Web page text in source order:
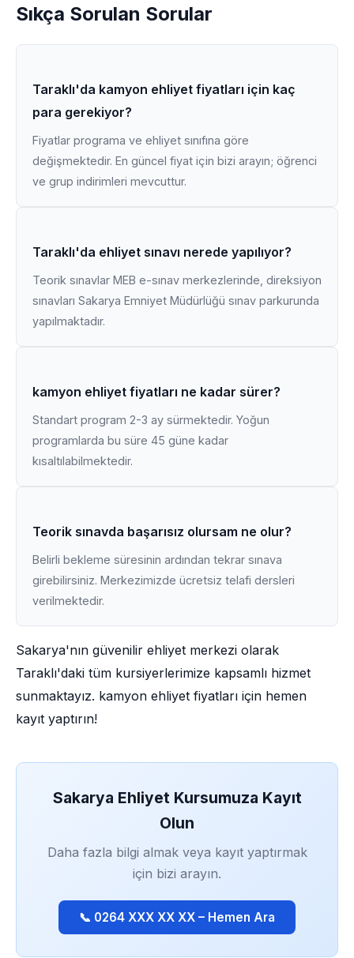
Sıkça Sorulan Sorular
Taraklı'da kamyon ehliyet fiyatları için kaç
para gerekiyor?
Fiyatlar programa ve ehliyet sınıfına göre
değişmektedir. En güncel fiyat için bizi arayın; öğrenci
ve grup indirimleri mevcuttur.
Taraklı'da ehliyet sınavı nerede yapılıyor?
Teorik sınavlar MEB e-sınav merkezlerinde, direksiyon
sınavları Sakarya Emniyet Müdürlüğü sınav parkurunda
yapılmaktadır.
kamyon ehliyet fiyatları ne kadar sürer?
Standart program 2-3 ay sürmektedir. Yoğun
programlarda bu süre 45 güne kadar
kısaltılabilmektedir.
Teorik sınavda başarısız olursam ne olur?
Belirli bekleme süresinin ardından tekrar sınava
girebilirsiniz. Merkezimizde ücretsiz telafi dersleri
verilmektedir.
Sakarya'nın güvenilir ehliyet merkezi olarak
Taraklı'daki tüm kursiyerlerimize kapsamlı hizmet
sunmaktayız. kamyon ehliyet fiyatları için hemen
kayıt yaptırın!
Sakarya Ehliyet Kursumuza Kayıt
Olun
Daha fazla bilgi almak veya kayıt yaptırmak
için bizi arayın.
📞 0264 XXX XX XX – Hemen Ara